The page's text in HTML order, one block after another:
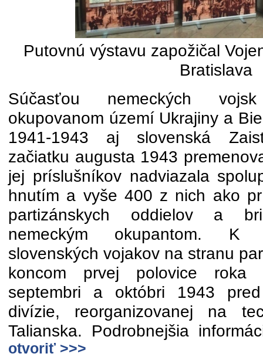
Putovnú výstavu zapožičal
Bratislava
Súčasťou nemeckých
okupovanom území Ukrajiny a
1941-1943 aj slovenská
začiatku augusta 1943
jej príslušníkov nadviazala
hnutím a vyše 400 z nich ako
partizánskych oddielov a
nemeckým okupantom. K
slovenských vojakov na stranu
koncom prvej polovice roka
septembri a októbri 1943
divízie, reorganizovanej na
Talianska. Podrobnejšia
otvoriť >>>